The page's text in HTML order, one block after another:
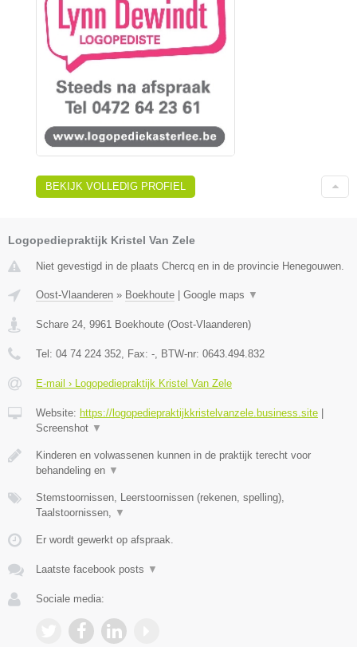
BEKIJK VOLLEDIG PROFIEL
Logopediepraktijk Kristel Van Zele
Niet gevestigd in de plaats Chercq en in de provincie Henegouwen.
Oost-Vlaanderen » Boekhoute Google maps ▼
Schare 24, 9961 Boekhoute (Oost-Vlaanderen)
Tel: 04 74 224 352, Fax: -, BTW-nr: 0643.494.832
E-mail › Logopediepraktijk Kristel Van Zele
Website: https://logopediepraktijkkristelvanzele.business.site
Screenshot ▼
Kinderen en volwassenen kunnen in de praktijk terecht voor
behandeling en ▼
Stemstoornissen, Leerstoornissen (rekenen, spelling),
Taalstoornissen, ▼
Er wordt gewerkt op afspraak.
Laatste facebook posts ▼
Sociale media: